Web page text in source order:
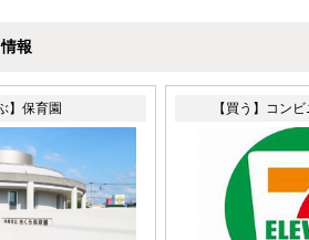
報
】保育園 【買う】コン